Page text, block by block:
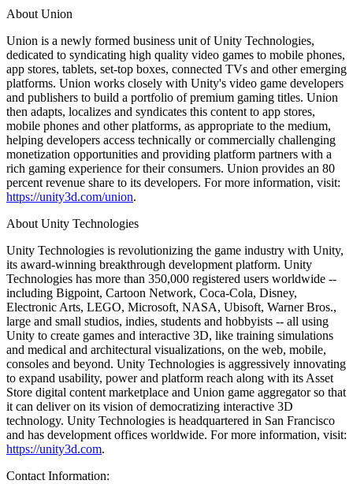
About Union
Union is a newly formed business unit of Unity Technologies,
dedicated to syndicating high quality video games to mobile phones,
app stores, tablets, set-top boxes, connected TVs and other emerging
platforms. Union works closely with Unity's video game developers
and publishers to build a portfolio of premium gaming titles. Union
then adapts, localizes and syndicates this content to app stores,
mobile phones and other platforms, as appropriate to the medium,
helping developers access technically or commercially challenging
monetization opportunities and providing platform partners with a
rich gaming experience for their consumers. Union provides an 80
percent revenue share to its developers. For more information, visit:
https://unity3d.com/union.
About Unity Technologies
Unity Technologies is revolutionizing the game industry with Unity,
its award-winning breakthrough development platform. Unity
Technologies has more than 350,000 registered users worldwide --
including Bigpoint, Cartoon Network, Coca-Cola, Disney,
Electronic Arts, LEGO, Microsoft, NASA, Ubisoft, Warner Bros.,
large and small studios, indies, students and hobbyists -- all using
Unity to create games and interactive 3D, like training simulations
and medical and architectural visualizations, on the web, mobile,
consoles and beyond. Unity Technologies is aggressively innovating
to expand usability, power and platform reach along with its Asset
Store digital content marketplace and Union game aggregator so that
it can deliver on its vision of democratizing interactive 3D
technology. Unity Technologies is headquartered in San Francisco
and has development offices worldwide. For more information, visit:
https://unity3d.com.
Contact Information: